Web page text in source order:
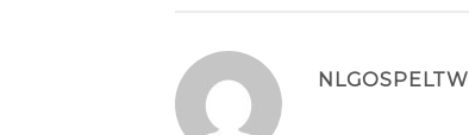
NLGOSPELTW